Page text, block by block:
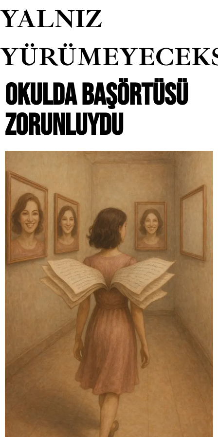
YALNIZ
OKULDA BAŞÖRTÜSÜ
ZORUNLUYDU